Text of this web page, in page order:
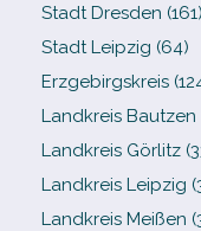
Stadt Dresden (161)
Stadt Leipzig (64)
Erzgebirgskreis
Landkreis Bautzen
Landkreis Görlitz
Landkreis Leipzig
Landkreis Meißen